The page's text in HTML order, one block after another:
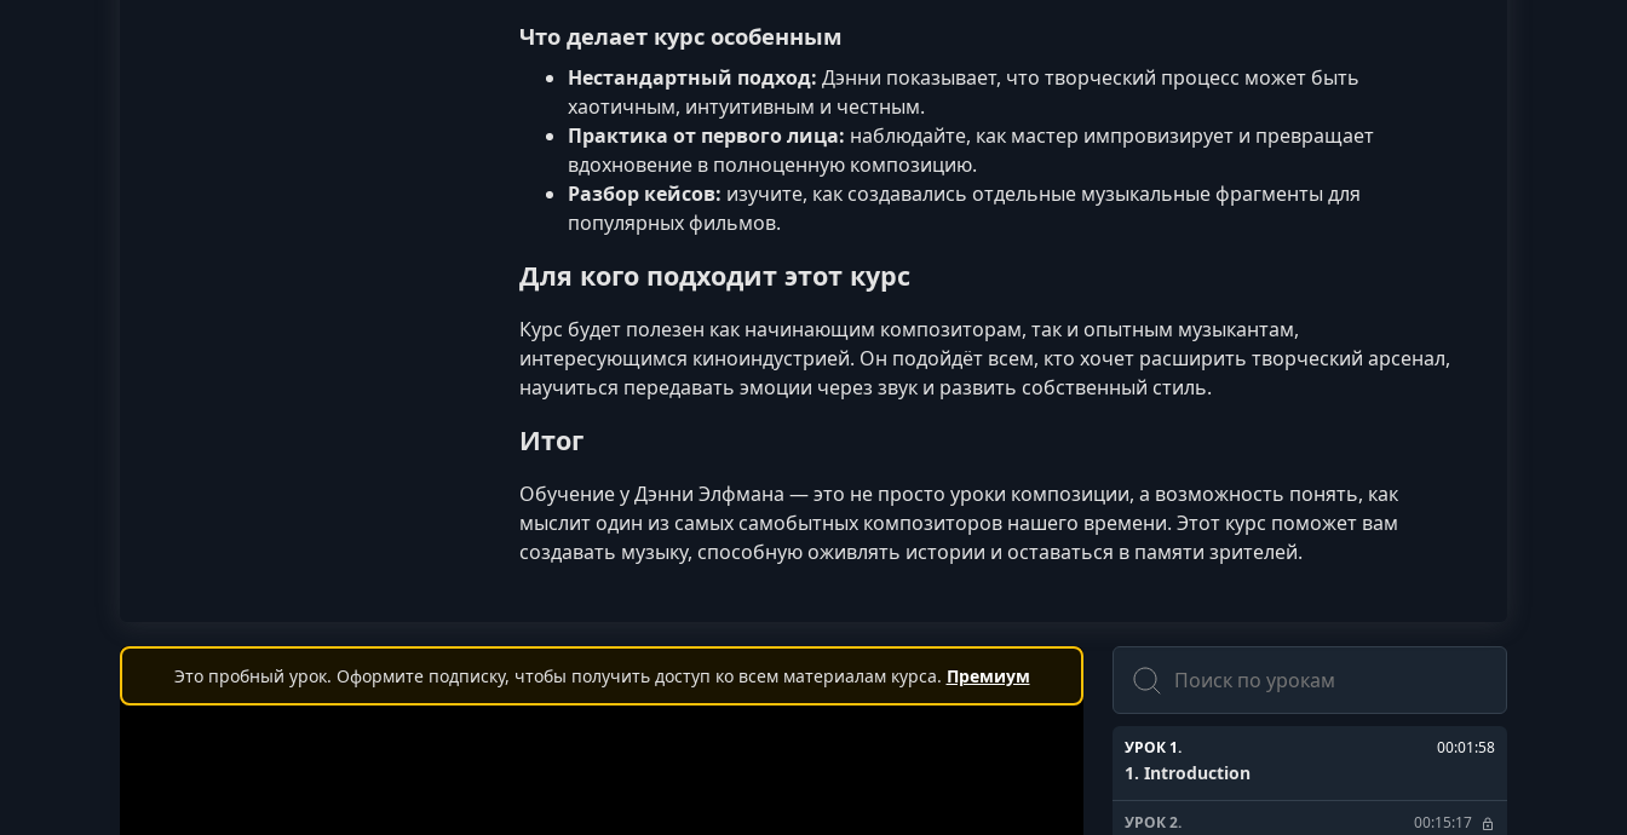
Что делает курс особенным
Нестандартный подход: Дэнни показывает, что творческий процесс может быть
хаотичным, интуитивным и честным.
Практика от первого лица: наблюдайте, как мастер импровизирует и превращает
вдохновение в полноценную композицию.
Разбор кейсов: изучите, как создавались отдельные музыкальные фрагменты для
популярных фильмов.
Для кого подходит этот курс
Курс будет полезен как начинающим композиторам, так и опытным музыкантам,
интересующимся киноиндустрией. Он подойдёт всем, кто хочет расширить творческий арсенал,
научиться передавать эмоции через звук и развить собственный стиль.
Итог
Обучение у Дэнни Элфмана — это не просто уроки композиции, а возможность понять, как
мыслит один из самых самобытных композиторов нашего времени. Этот курс поможет вам
создавать музыку, способную оживлять истории и оставаться в памяти зрителей.
Это пробный урок. Оформите подписку, чтобы получить доступ ко всем материалам курса. Премиум
Поиск
УРОК 1. 00:01:58
1. Introduction
УРОК 2. 00:15:17